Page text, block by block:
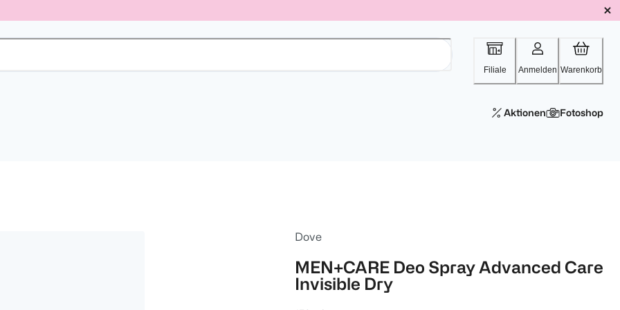
Filiale Anmelden Warenkorb
Aktionen Fotoshop
Dove
MEN+CARE Deo Spray Advanced Care
Invisible Dry